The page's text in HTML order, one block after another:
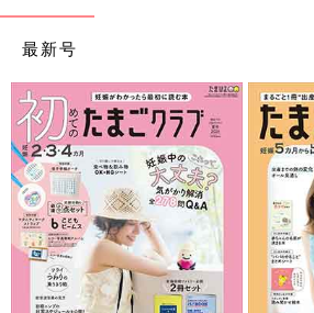
最新号